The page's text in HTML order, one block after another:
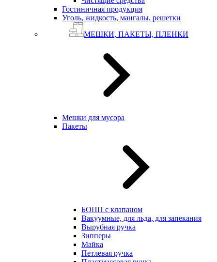
Гостиничная продукция
Уголь, жидкость, мангалы, решетки
МЕШКИ, ПАКЕТЫ, ПЛЕНКИ
Мешки для мусора
Пакеты
БОПП с клапаном
Вакуумные, для льда, для запекания
Вырубная ручка
Зипперы
Майка
Петлевая ручка